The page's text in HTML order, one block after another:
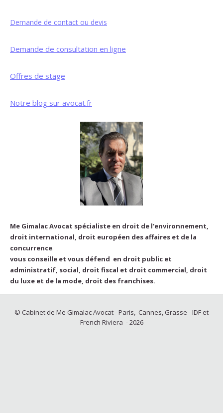
Demande de contact ou devis
Demande de consultation en ligne
Offres de stage
Notre blog sur avocat.fr
Me Gimalac Avocat spécialiste en droit de l'environnement,
droit international, droit européen des affaires et de la
concurrence.
vous conseille et vous défend en droit public et
administratif, social, droit fiscal et droit commercial, droit
du luxe et de la mode, droit des franchises.
© Cabinet de Me Gimalac Avocat - Paris, Cannes, Grasse - IDF et
French Riviera - 2026